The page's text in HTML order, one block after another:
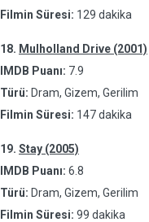
Filmin Süresi: 129 dakika
18. Mulholland Drive (2001)
IMDB Puanı: 7.9
Türü: Dram, Gizem, Gerilim
Filmin Süresi: 147 dakika
19. Stay (2005)
IMDB Puanı: 6.8
Türü: Dram, Gizem, Gerilim
Filmin Süresi: 99 dakika